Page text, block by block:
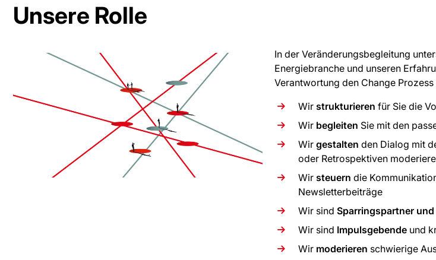
Unsere Rolle
In der Veränderungsbegleitung
Energiebranche und unseren
Verantwortung den Change
Wir strukturieren für Sie die
Wir begleiten Sie mit den
Wir gestalten den Dialog mit
oder Retrospektiven
Wir steuern die
Newsletterbeiträge
Wir sind Sparringspartner
Wir sind Impulsgebende und
Wir moderieren schwierige